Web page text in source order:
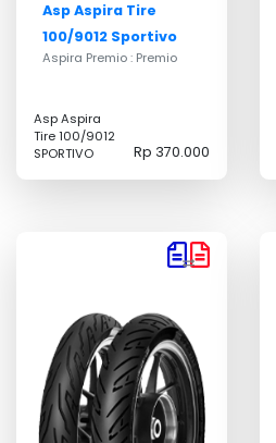
Asp Aspira Tire
100/9012 Sportivo
Aspira Premio : Premio
Asp Aspira
Tire 100/9012
SPORTIVO
Rp 370.000